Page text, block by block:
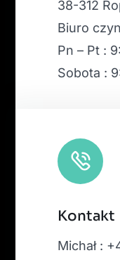
38-312
Biuro
Pn – Pt :
Sobota :
Kontakt
Michał :